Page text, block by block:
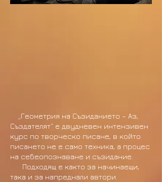
„Геометрия на Съзиданието – Аз,
Създателят“ е двудневен интензивен
курс по творческо писане, в който
писането не е само техника, а процес
на себеопознаване и съзидание.
Подходящ е както за начинаещи,
така и за напреднали автори.